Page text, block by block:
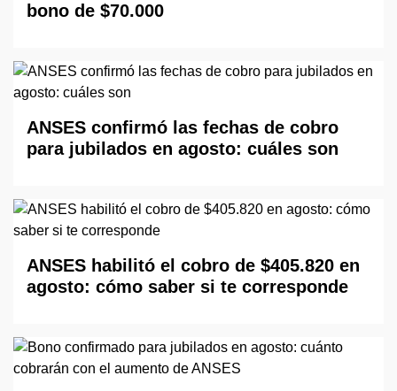
bono de $70.000
ANSES confirmó las fechas de cobro
para jubilados en agosto: cuáles son
ANSES habilitó el cobro de $405.820 en
agosto: cómo saber si te corresponde